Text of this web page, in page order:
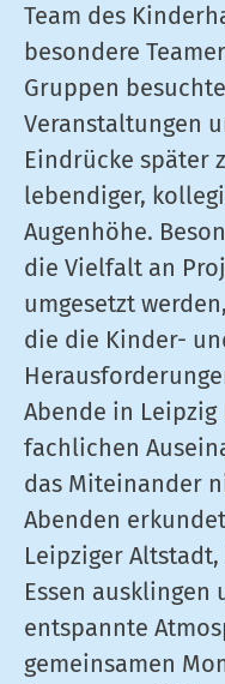
Team des
besondere
Gruppen
Veranstaltungen
Eindrücke später
lebendiger,
Augenhöhe.
die Vielfalt an
umgesetzt
die die Kinder-
Abende in
fachlichen
das Miteinander
Abenden
Leipziger
Essen ausklingen
entspannte
gemeinsamen